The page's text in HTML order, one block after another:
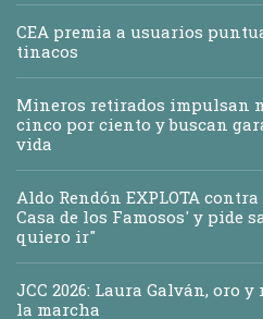
CEA premia a usuarios
tinacos
Mineros retirados impulsan
cinco por ciento y buscan
vida
Aldo Rendón EXPLOTA
Casa de los Famosos' y pide
quiero ir"
JCC 2026: Laura Galván, oro
la marcha